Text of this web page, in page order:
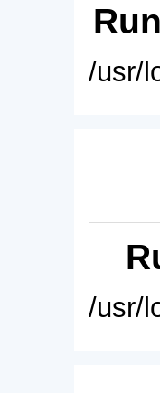
/usr/
/usr/